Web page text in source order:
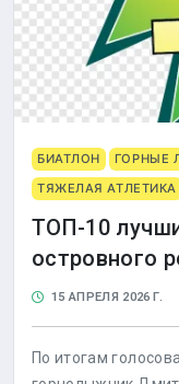
БИАТЛОН ГОРНЫЕ
ТЯЖЕЛАЯ АТЛЕТИКА
ТОП-10
островного
15 АПРЕЛЯ 2026 Г.
По итогам